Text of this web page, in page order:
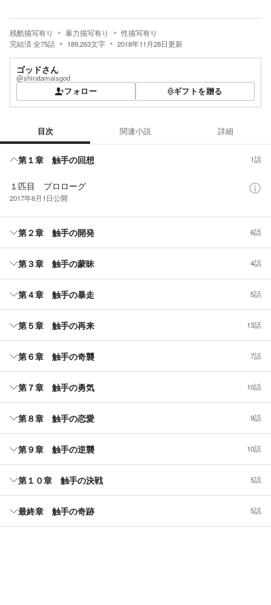
残酷描写有り 暴力描写有り
性描写有り
完結済全75話 189,263文字 2018年11月28日更新
ゴッドさん
@shiratamaisgod
フォロー ギフトを贈る
目次 関連小説 詳細
第１章 触手の回想 1話
１匹目 プロローグ
2017年6月1日公開
第２章 触手の開発 6話
第３章 触手の蒙昧 4話
第４章 触手の暴走 5話
第５章 触手の再来 13話
第６章 触手の奇襲 7話
第７章 触手の勇気 10話
第８章 触手の恋愛 9話
第９章 触手の逆襲 10話
第１０章 触手の決戦 5話
最終章 触手の奇跡 5話